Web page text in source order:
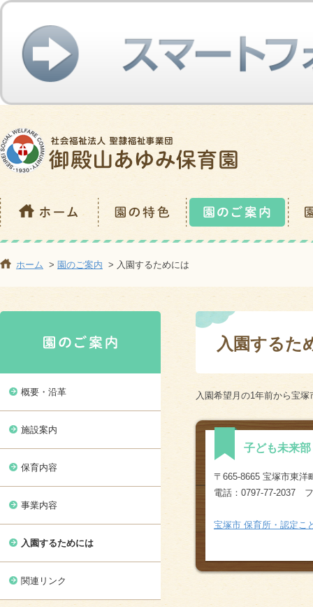
ホーム > 園のご案内 > 入園するためには
入園するた
入園希望月の1年前から宝
子ども未来
〒665-8665 宝塚市東洋
電話：0797-77-2037
宝塚市 保育所・認定こ
概要・沿革
施設案内
保育内容
事業内容
入園するためには
関連リンク